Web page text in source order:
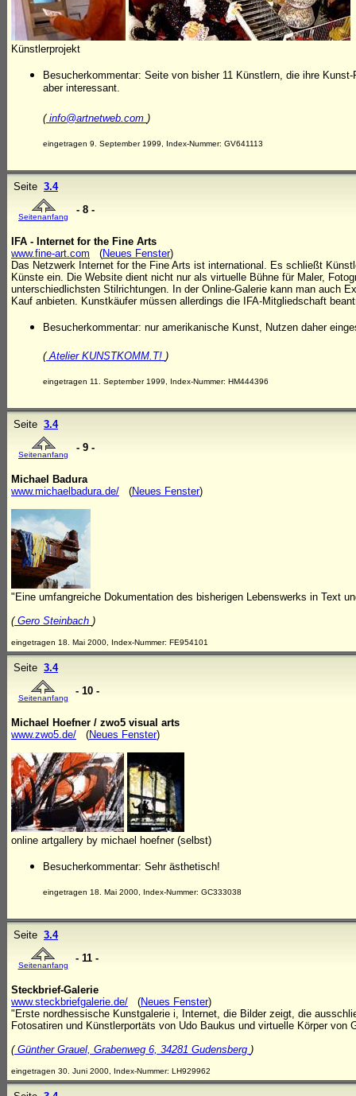
Künstlerprojekt
Besucherkommentar: Seite von bisher 11 Künstlern, die ihre
aber interessant.
(info@artnetweb.com )
eingetragen 9. September 1999, Index-Nummer: GV641113
Seite 3.4
Seitenanfang
- 8 -
IFA - Internet for the Fine Arts
www.fine-art.com (Neues Fenster)
Das Netzwerk Internet for the Fine Arts ist international. Es schließt
Künste ein. Die Website dient nicht nur als virtuelle Bühne für Maler,
unterschiedlichsten Stilrichtungen. In der Online-Galerie kann man auch
Kauf anbieten. Kunstkäufer müssen allerdings die IFA-Mitgliedschaft
Besucherkommentar: nur amerikanische Kunst, Nutzen daher
(Atelier KUNSTKOMM.T! )
eingetragen 11. September 1999, Index-Nummer: HM444396
Seite 3.4
Seitenanfang
- 9 -
Michael Badura
www.michaelbadura.de/ (Neues Fenster)
"Eine umfangreiche Dokumentation des bisherigen Lebenswerks in Text
(Gero Steinbach )
eingetragen 18. Mai 2000, Index-Nummer: FE954101
Seite 3.4
Seitenanfang
- 10 -
Michael Hoefner / zwo5 visual arts
www.zwo5.de/ (Neues Fenster)
online artgallery by michael hoefner (selbst)
Besucherkommentar: Sehr ästhetisch!
eingetragen 18. Mai 2000, Index-Nummer: GC333038
Seite 3.4
Seitenanfang
- 11 -
Steckbrief-Galerie
www.steckbriefgalerie.de/ (Neues Fenster)
"Erste nordhessische Kunstgalerie i, Internet, die Bilder zeigt, die
Fotosatiren und Künstlerportäts von Udo Baukus und virtuelle Körper von
(Günther Grauel, Grabenweg 6, 34281 Gudensberg )
eingetragen 30. Juni 2000, Index-Nummer: LH929962